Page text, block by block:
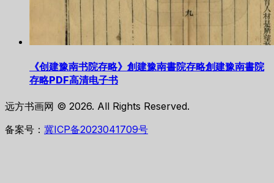
《创建豫南书院存略》創建豫南書院存略創建豫南書院
存略PDF高清电子书
远方书画网 © 2026. All Rights Reserved.
备案号： 冀ICP备2023041709号